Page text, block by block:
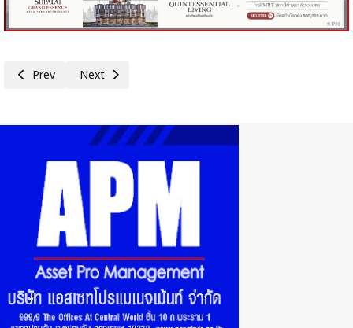
Previous article: กรมสรรพากร ออกมาตรการภาษีเพื่อส่งเสริมการติดตั้ง
Prev Next article: กรมสรรพากร คว้ารางวัลระดับนานาชาติ
Next